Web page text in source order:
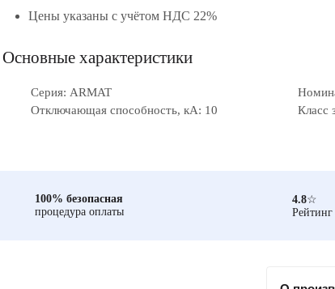
Цены указаны с учётом НДС 22%
Основные характеристики
Серия: ARMAT
Отключающая способность, кА: 10
Класс
100% безопасная
процедура оплаты
4.8☆